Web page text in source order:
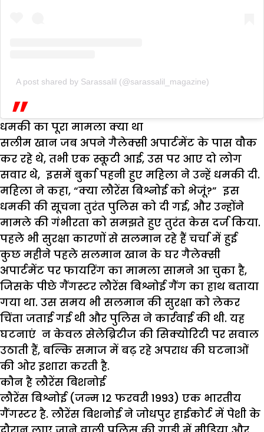
A post shared by Sarassalil (@sarassalil_magazine)
धमकी का पूरा मामला क्या था
सलीम खान जब अपने गैलेक्सी अपार्टमेंट के पास वौक
कर रहे थे, तभी एक स्कूटी आई, उस पर आए दो लोग
सवार थे, इसमें बुर्का पहनी हुए महिला ने उन्हें धमकी दी.
महिला ने कहा, “क्या लौरेंस बिश्नोई को भेजूं?” इस
धमकी की सूचना तुरंत पुलिस को दी गई, और उन्होंने
मामले की गंभीरता को समझते हुए तुरंत केस दर्ज किया.
पहले भी सुरक्षा कारणों से सलमान रहे हैं चर्चा में हुई
कुछ महीने पहले सलमान खान के घर गैलेक्सी
अपार्टमेंट पर फायरिंग का मामला सामने आ चुका है,
जिसके पीछे गैंगस्टर लौरेंस बिश्नोई गैंग का हाथ बताया
गया था. उस समय भी सलमान की सुरक्षा को लेकर
चिंता जताई गई थी और पुलिस ने कार्रवाई की थी. यह
घटनाएं न केवल सेलेब्रिटीज की सिक्योरिटी पर सवाल
उठाती हैं, बल्कि समाज में बढ़ रहे अपराध की घटनाओं
की ओर इशारा करती है.
कौन है लौरेंस बिशनोई
लौरेंस बिश्नोई (जन्म 12 फरवरी 1993) एक भारतीय
गैंगस्टर है. लौरेंस बिशनोई ने जोधपुर हाईकोर्ट में पेशी के